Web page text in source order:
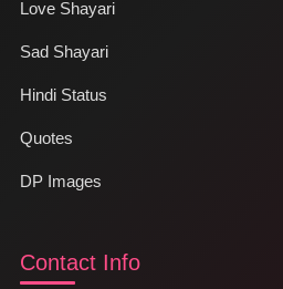
Love Shayari
Sad Shayari
Hindi Status
Quotes
DP Images
Contact Info